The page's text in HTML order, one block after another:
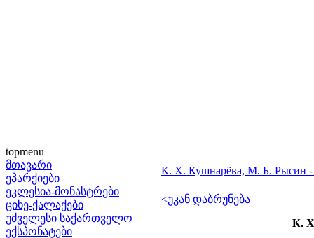
topmenu
მთავარი
ეპარქიები
ეკლესია-მონასტრები
ციხე-ქალაქები
უძველესი საქართველო
ექსპონატები
К. Х. Кушнарёва, М. Б.
<უკან დაბრუნება
К.